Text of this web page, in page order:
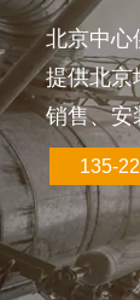
北京中心
提供北京
销售、安
135-